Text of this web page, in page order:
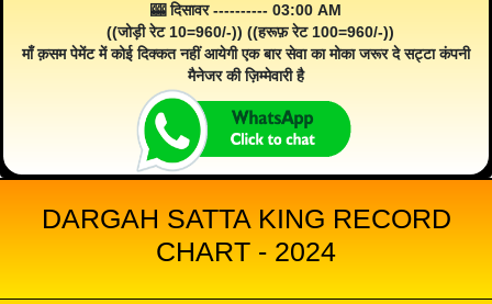
🎰 दिसावर ---------- 03:00 AM
((जोड़ी रेट 10=960/-)) ((हरूफ़ रेट 100=960/-))
माँ क़सम पेमेंट में कोई दिक्कत नहीं आयेगी एक बार सेवा का मोका जरूर दे सट्टा कंपनी
मैनेजर की ज़िम्मेवारी है
DARGAH SATTA KING RECORD
CHART - 2024